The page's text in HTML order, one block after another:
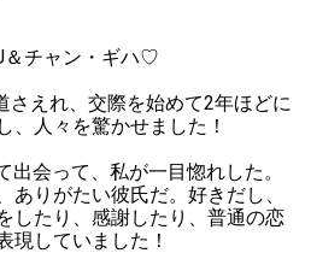
＆チャン・ギハ♡
さえれ、交際を始めて2年ほどに
、人々を驚かせました！
出会って、私が一目惚れした。
ありがたい彼氏だ。好きだし、
したり、感謝したり、普通の恋
現していました！